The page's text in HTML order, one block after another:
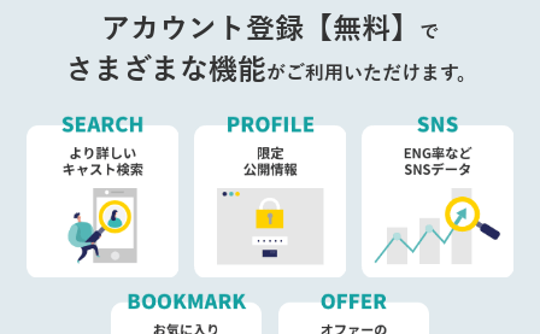
アカウント登録【無料】 で
さまざまな機能がご利用いただけます。